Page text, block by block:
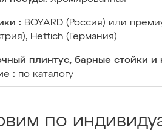
: BOYARD (Россия) или
Hettich (Германия)
плинтус, барные стойки и
: по каталогу
по